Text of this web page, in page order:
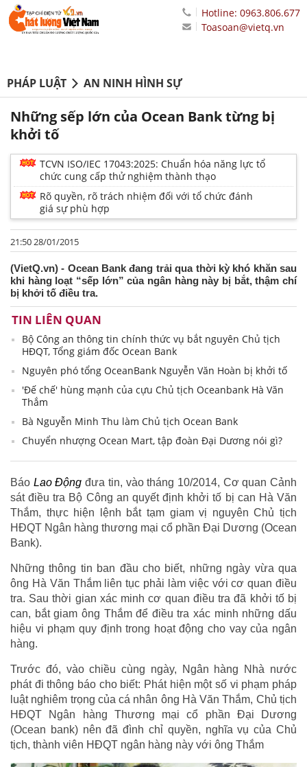
Hotline: 0963.806.677
Toasoan@vietq.vn
PHÁP LUẬT AN NINH HÌNH SỰ
Những sếp lớn của Ocean Bank từng bị
khởi tố
TCVN ISO/IEC 17043:2025: Chuẩn hóa năng lực tổ
chức cung cấp thử nghiệm thành thạo
Rõ quyền, rõ trách nhiệm đối với tổ chức đánh
giá sự phù hợp
21:50 28/01/2015
(VietQ.vn) - Ocean Bank đang trải qua thời kỳ khó khăn sau
khi hàng loạt “sếp lớn” của ngân hàng này bị bắt, thậm chí
bị khởi tố điều tra.
TIN LIÊN QUAN
Bộ Công an thông tin chính thức vụ bắt nguyên Chủ tịch
HĐQT, Tổng giám đốc Ocean Bank
Nguyên phó tổng OceanBank Nguyễn Văn Hoàn bị khởi tố
'Đế chế' hùng mạnh của cựu Chủ tịch Oceanbank Hà Văn
Thắm
Bà Nguyễn Minh Thu làm Chủ tịch Ocean Bank
Chuyển nhượng Ocean Mart, tập đoàn Đại Dương nói gì?
Báo Lao Động đưa tin, vào tháng 10/2014, Cơ quan Cảnh
sát điều tra Bộ Công an quyết định khởi tố bị can Hà Văn
Thắm, thực hiện lệnh bắt tạm giam vị nguyên Chủ tịch
HĐQT Ngân hàng thương mại cổ phần Đại Dương (Ocean
Bank).
Những thông tin ban đầu cho biết, những ngày vừa qua
ông Hà Văn Thắm liên tục phải làm việc với cơ quan điều
tra. Sau thời gian xác minh cơ quan điều tra đã khởi tố bị
can, bắt giam ông Thắm để điều tra xác minh những dấu
hiệu vi phạm quy định trong hoạt động cho vay của ngân
hàng.
Trước đó, vào chiều cùng ngày, Ngân hàng Nhà nước
phát đi thông báo cho biết: Phát hiện một số vi phạm pháp
luật nghiêm trọng của cá nhân ông Hà Văn Thắm, Chủ tịch
HĐQT Ngân hàng Thương mại cổ phần Đại Dương
(Ocean bank) nên đã đình chỉ quyền, nghĩa vụ của Chủ
tịch, thành viên HĐQT ngân hàng này với ông Thắm